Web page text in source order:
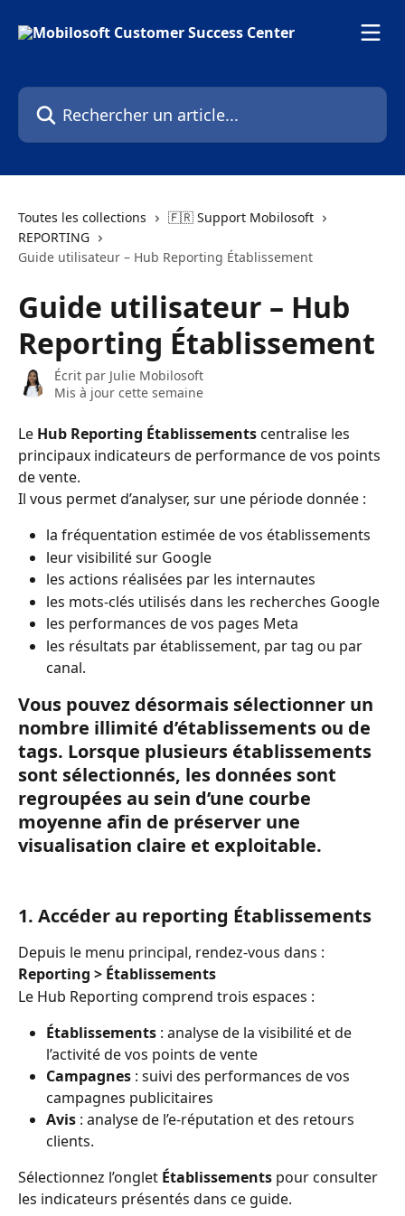
Rechercher un article...
Toutes les collections
🇫🇷 Support Mobilosoft
REPORTING
Guide utilisateur – Hub Reporting Établissement
Guide utilisateur – Hub
Reporting Établissement
Écrit par Julie Mobilosoft
Mis à jour cette semaine
Le Hub Reporting Établissements centralise les
principaux indicateurs de performance de vos points
de vente.
Il vous permet d’analyser, sur une période donnée :
la fréquentation estimée de vos établissements
leur visibilité sur Google
les actions réalisées par les internautes
les mots-clés utilisés dans les recherches Google
les performances de vos pages Meta
les résultats par établissement, par tag ou par
canal.
Vous pouvez désormais sélectionner un
nombre illimité d’établissements ou de
tags. Lorsque plusieurs établissements
sont sélectionnés, les données sont
regroupées au sein d’une courbe
moyenne afin de préserver une
visualisation claire et exploitable.
1. Accéder au reporting Établissements
Depuis le menu principal, rendez-vous dans :
Reporting > Établissements
Le Hub Reporting comprend trois espaces :
Établissements : analyse de la visibilité et de
l’activité de vos points de vente
Campagnes : suivi des performances de vos
campagnes publicitaires
Avis : analyse de l’e-réputation et des retours
clients.
Sélectionnez l’onglet Établissements pour consulter
les indicateurs présentés dans ce guide.